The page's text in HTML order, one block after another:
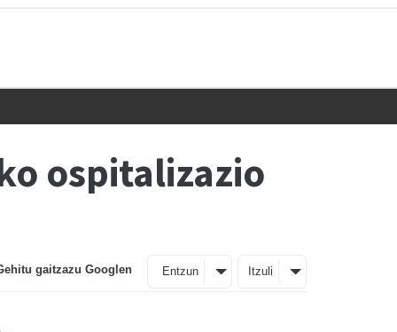
ospitalizazio
gaitzazu Googlen Entzun Itzuli